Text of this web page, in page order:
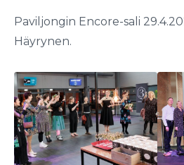
Paviljongin Encore-sali
Häyrynen.